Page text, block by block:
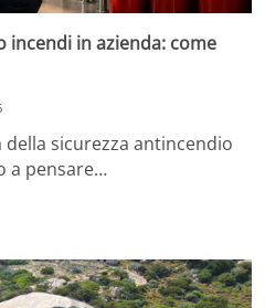
incendi in azienda: come
sicurezza antincendio
a pensare…